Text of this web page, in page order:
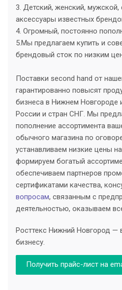
3. Детский, женский, мужской,
аксессуары известных
4. Огромный, постоянно
5.Мы предлагаем купить и
брендовый сток по низким
Поставки second hand от
гарантированно повысят
бизнеса в Нижнем Новгороде
России и стран СНГ. Мы
пополнение ассортимента
обычного магазина по
устанавливаем низкие цены
формируем богатый
обеспечиваем партнеров
сертификатами качества,
вопросам, связанным с
деятельностью, оказываем
Росттекс Нижний Новгород —
бизнесу.
Получить прайс-лист на